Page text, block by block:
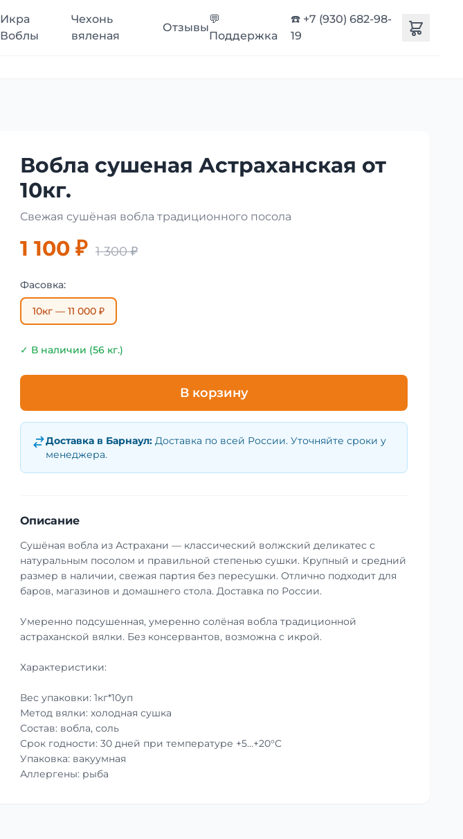
Икра
Воблы
Чехонь
вяленая
Отзывы
💬
Поддержка
☎️ +7 (930) 682-98-
19
Вобла сушеная Астраханская от
10кг.
Свежая сушёная вобла традиционного посола
1 100 ₽ 1 300 ₽
Фасовка:
10кг — 11 000 ₽
✓ В наличии (56 кг.)
В корзину
Доставка в Барнаул: Доставка по всей России. Уточняйте сроки у
менеджера.
Описание
Сушёная вобла из Астрахани — классический волжский деликатес с
натуральным посолом и правильной степенью сушки. Крупный и средний
размер в наличии, свежая партия без пересушки. Отлично подходит для
баров, магазинов и домашнего стола. Доставка по России.
Умеренно подсушенная, умеренно солёная вобла традиционной
астраханской вялки. Без консервантов, возможна с икрой.
Характеристики:
Вес упаковки: 1кг*10уп
Метод вялки: холодная сушка
Состав: вобла, соль
Срок годности: 30 дней при температуре +5…+20°C
Упаковка: вакуумная
Аллергены: рыба